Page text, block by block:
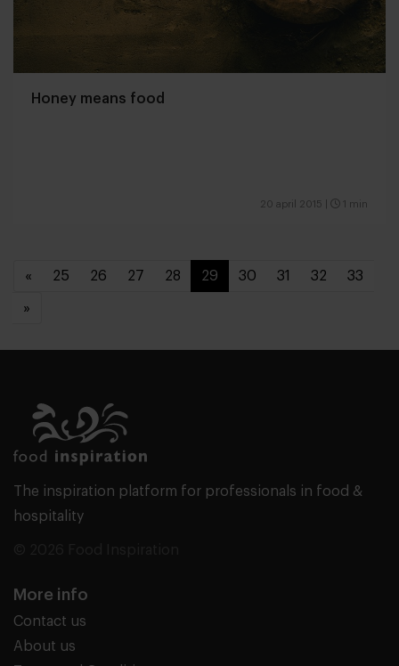
Honey means food
20 april 2015 1 min
« 25 26 27 28 29 30 31 32 33
»
The inspiration platform for professionals in food &
hospitality
More info
Contact us
About us